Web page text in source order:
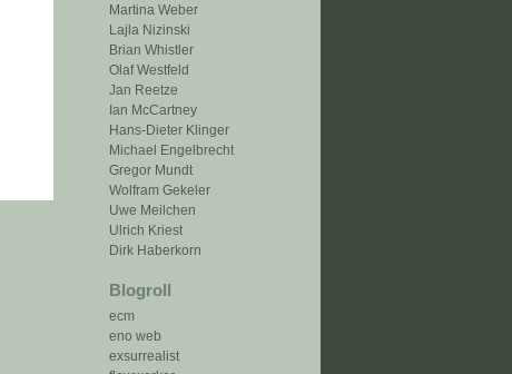
Martina Weber
Lajla Nizinski
Brian Whistler
Olaf Westfeld
Jan Reetze
Ian McCartney
Hans-Dieter Klinger
Michael Engelbrecht
Gregor Mundt
Wolfram Gekeler
Uwe Meilchen
Ulrich Kriest
Dirk Haberkorn
Blogroll
ecm
eno web
exsurrealist